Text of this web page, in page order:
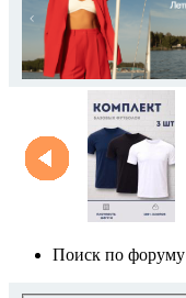
Поиск по форуму